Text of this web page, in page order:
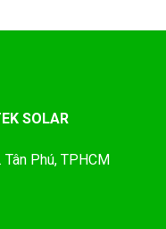
SOLAR
Phú, TPHCM